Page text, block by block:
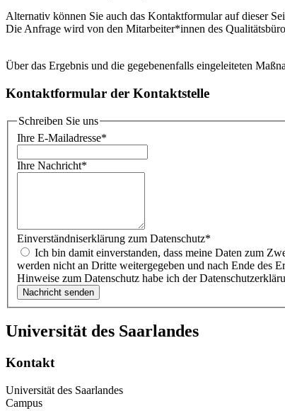
Alternativ können Sie auch das Kontaktformular auf dieser
Die Anfrage wird von den Mitarbeiter*innen des
Über das Ergebnis und die gegebenenfalls eingeleiteten
Kontaktformular der Kontaktstelle
Schreiben Sie uns
Ihre E-Mailadresse*
Ihre Nachricht*
Einverständniserklärung zum Datenschutz*
werden nicht an Dritte weitergegeben und nach Ende des
Hinweise zum Datenschutz habe ich der
Universität des Saarlandes
Kontakt
Universität des Saarlandes
Campus